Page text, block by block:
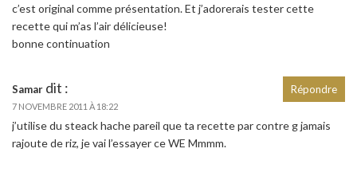
c’est original comme présentation. Et j’adorerais tester cette
recette qui m’as l’air délicieuse!
bonne continuation
Samar dit :
7 NOVEMBRE 2011 À 18:22
j’utilise du steack hache pareil que ta recette par contre g jamais
rajoute de riz, je vai l’essayer ce WE Mmmm.
Répondre